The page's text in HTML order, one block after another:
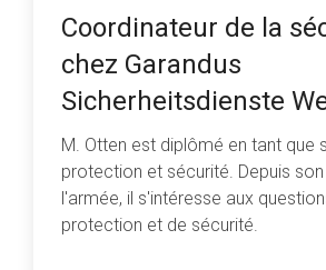
Coordinateur de la
chez Garandus
Sicherheitsdienste
M. Otten est diplômé en tant que
protection et sécurité. Depuis
l'armée, il s'intéresse aux
protection et de sécurité.